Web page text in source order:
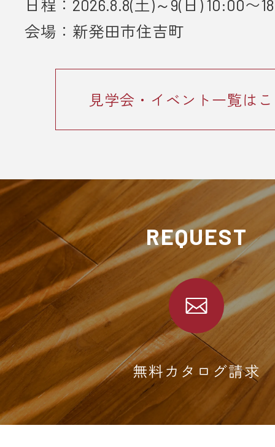
日程：2026.8.8(土)～9(日) 10:00〜
会場：新発田市住吉町
見学会・イベント一覧は
REQUEST
無料カタログ請求